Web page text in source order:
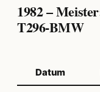
1982 –
T296-BMW
Datum